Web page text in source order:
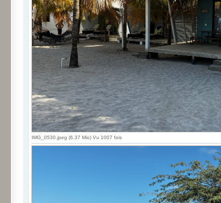
IMG_0530.jpeg (6.37 Mio) Vu 1007 fois